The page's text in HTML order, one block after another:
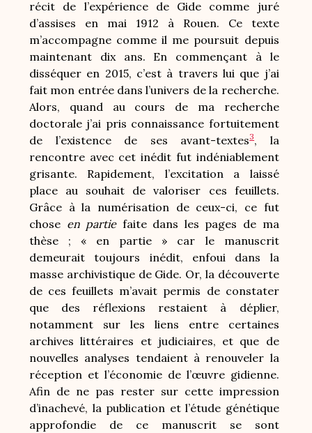
récit de l’expérience de Gide comme juré
d’assises en mai 1912 à Rouen. Ce texte
m’accompagne comme il me poursuit depuis
maintenant dix ans. En commençant à le
disséquer en 2015, c’est à travers lui que j’ai
fait mon entrée dans l’univers de la recherche.
Alors, quand au cours de ma recherche
doctorale j’ai pris connaissance fortuitement
de l’existence de ses avant-textes3, la
rencontre avec cet inédit fut indéniablement
grisante. Rapidement, l’excitation a laissé
place au souhait de valoriser ces feuillets.
Grâce à la numérisation de ceux-ci, ce fut
chose en partiefaite dans les pages de ma
thèse ; « en partie » car le manuscrit
demeurait toujours inédit, enfoui dans la
masse archivistique de Gide. Or, la découverte
de ces feuillets m’avait permis de constater
que des réflexions restaient à déplier,
notamment sur les liens entre certaines
archives littéraires et judiciaires, et que de
nouvelles analyses tendaient à renouveler la
réception et l’économie de l’œuvre gidienne.
Afin de ne pas rester sur cette impression
d’inachevé, la publication et l’étude génétique
approfondie de ce manuscrit se sont